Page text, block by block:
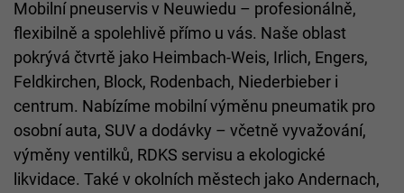
Mobilní pneuservis v Neuwiedu – profesionálně,
flexibilně a spolehlivě přímo u vás. Naše oblast
pokrývá čtvrtě jako Heimbach-Weis, Irlich, Engers,
Feldkirchen, Block, Rodenbach, Niederbieber i
centrum. Nabízíme mobilní výměnu pneumatik pro
osobní auta, SUV a dodávky – včetně vyvažování,
výměny ventilků, RDKS servisu a ekologické
likvidace. Také v okolních městech jako Andernach,